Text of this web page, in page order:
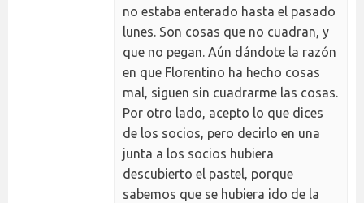
no estaba enterado hasta el pasado
lunes. Son cosas que no cuadran, y
que no pegan. Aún dándote la razón
en que Florentino ha hecho cosas
mal, siguen sin cuadrarme las cosas.
Por otro lado, acepto lo que dices
de los socios, pero decirlo en una
junta a los socios hubiera
descubierto el pastel, porque
sabemos que se hubiera ido de la